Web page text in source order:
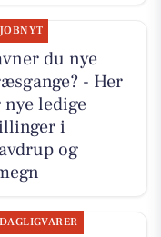
JOBNYT
du nye
- Her
nye ledige
i
og
DAGLIGVARER